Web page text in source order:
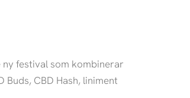
festival som kombinerar
CBD Hash, liniment